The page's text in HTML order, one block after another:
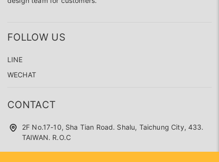
FOLLOW US
LINE
WECHAT
CONTACT
2F No.17-10, Sha Tian Road. Shalu, Taichung City, 433.
TAIWAN. R.O.C